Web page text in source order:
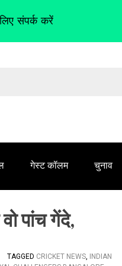
गेस्ट कॉलम चुनाव
पांच गेंदे,
TAGGED CRICKET NEWS,
INDIAN
संपर्क करें